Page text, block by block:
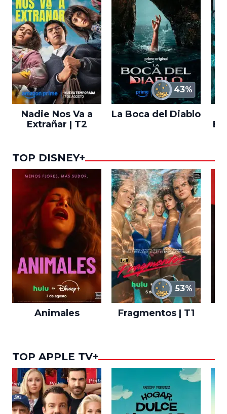
Nadie Nos Va a
Extrañar | T2
43%
La Boca del Diablo
TOP DISNEY+
Animales
53%
Fragmentos | T1
TOP APPLE TV+